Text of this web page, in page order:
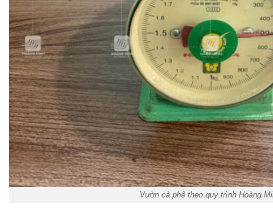
Vườn cà phê theo quy trình Hoàng